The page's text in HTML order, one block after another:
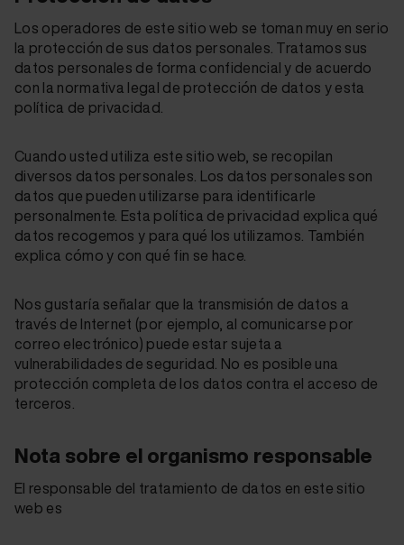
Los operadores de este sitio web se toman muy en serio
la protección de sus datos personales. Tratamos sus
datos personales de forma confidencial y de acuerdo
con la normativa legal de protección de datos y esta
política de privacidad.
Cuando usted utiliza este sitio web, se recopilan
diversos datos personales. Los datos personales son
datos que pueden utilizarse para identificarle
personalmente. Esta política de privacidad explica qué
datos recogemos y para qué los utilizamos. También
explica cómo y con qué fin se hace.
Nos gustaría señalar que la transmisión de datos a
través de Internet (por ejemplo, al comunicarse por
correo electrónico) puede estar sujeta a
vulnerabilidades de seguridad. No es posible una
protección completa de los datos contra el acceso de
terceros.
Nota sobre el organismo responsable
El responsable del tratamiento de datos en este sitio
web es